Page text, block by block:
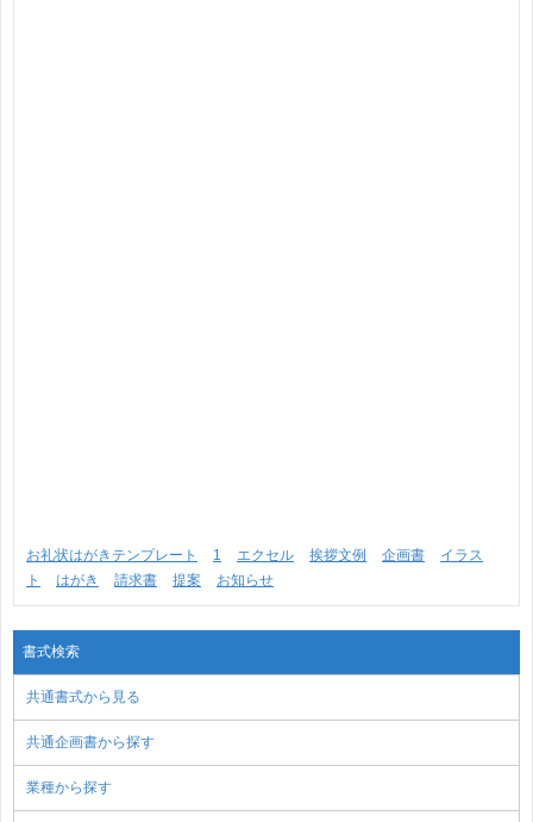
お礼状はがきテンプレート 1 エクセル 挨拶文例 企画書
イラス
ト
はがき 請求書 提案 お知らせ
書式検索
共通書式から見る
共通企画書から探す
業種から探す